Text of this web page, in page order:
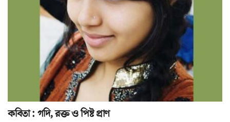
কবিতা : গদি, রক্ত ও পিষ্ট প্রাণ